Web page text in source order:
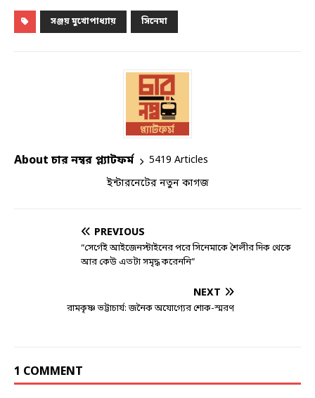
সঞ্জয় মুখোপাধ্যায় সিনেমা
About চার নম্বর প্ল্যাটফর্ম
5419 Articles
ইন্টারনেটের নতুন কাগজ
PREVIOUS
“সের্গেই আইজেনস্টাইনের পরে সিনেমাকে শৈলীর দিক থেকে
আর কেউ এতটা সমৃদ্ধ করেননি”
NEXT
রামকৃষ্ণ ভট্টাচার্য: জনৈক অযোগ্যের শোক-স্মরণ
1 COMMENT